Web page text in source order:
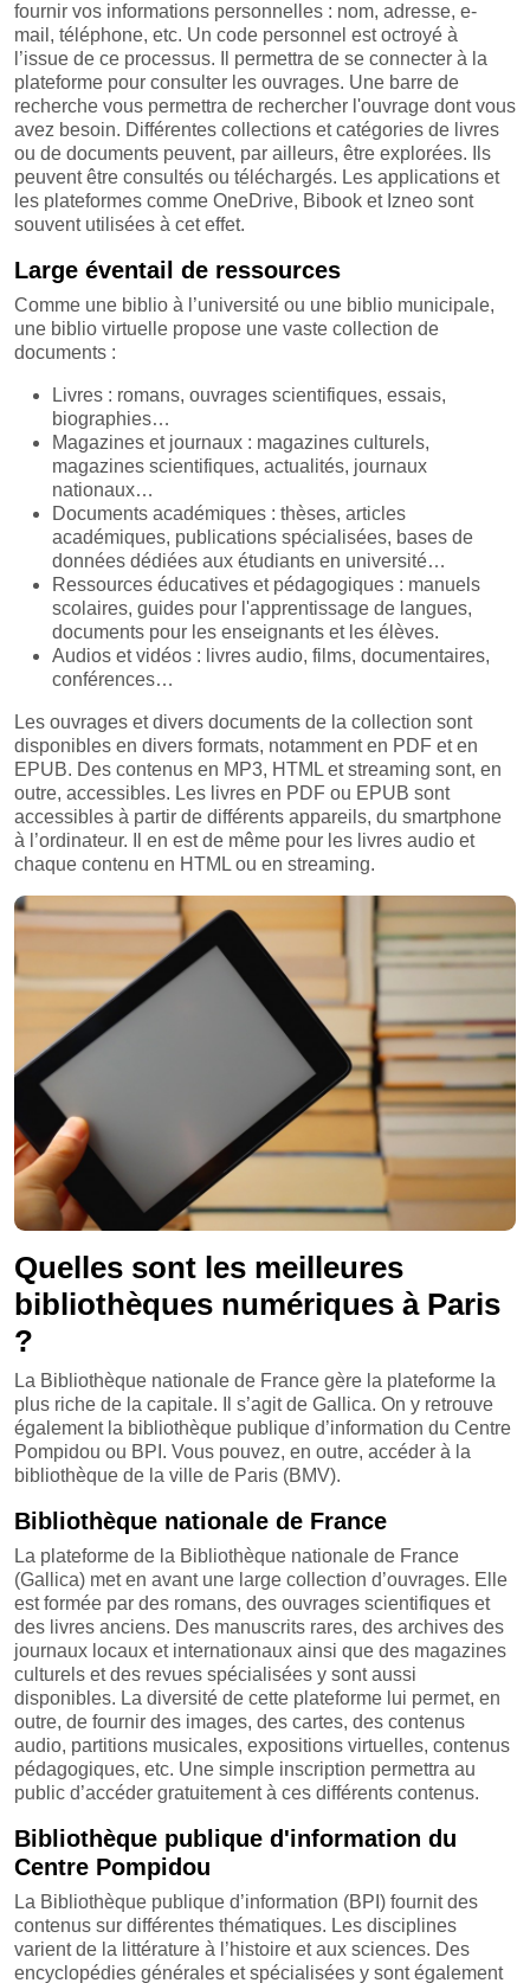
fournir vos informations personnelles : nom, adresse, e-
mail, téléphone, etc. Un code personnel est octroyé à
l’issue de ce processus. Il permettra de se connecter à la
plateforme pour consulter les ouvrages. Une barre de
recherche vous permettra de rechercher l'ouvrage dont vous
avez besoin. Différentes collections et catégories de livres
ou de documents peuvent, par ailleurs, être explorées. Ils
peuvent être consultés ou téléchargés. Les applications et
les plateformes comme OneDrive, Bibook et Izneo sont
souvent utilisées à cet effet.
Large éventail de ressources
Comme une biblio à l’université ou une biblio municipale,
une biblio virtuelle propose une vaste collection de
documents :
Livres : romans, ouvrages scientifiques, essais,
biographies…
Magazines et journaux : magazines culturels,
magazines scientifiques, actualités, journaux
nationaux…
Documents académiques : thèses, articles
académiques, publications spécialisées, bases de
données dédiées aux étudiants en université…
Ressources éducatives et pédagogiques : manuels
scolaires, guides pour l'apprentissage de langues,
documents pour les enseignants et les élèves.
Audios et vidéos : livres audio, films, documentaires,
conférences…
Les ouvrages et divers documents de la collection sont
disponibles en divers formats, notamment en PDF et en
EPUB. Des contenus en MP3, HTML et streaming sont, en
outre, accessibles. Les livres en PDF ou EPUB sont
accessibles à partir de différents appareils, du smartphone
à l’ordinateur. Il en est de même pour les livres audio et
chaque contenu en HTML ou en streaming.
Quelles sont les meilleures
bibliothèques numériques à Paris
?
La Bibliothèque nationale de France gère la plateforme la
plus riche de la capitale. Il s’agit de Gallica. On y retrouve
également la bibliothèque publique d’information du Centre
Pompidou ou BPI. Vous pouvez, en outre, accéder à la
bibliothèque de la ville de Paris (BMV).
Bibliothèque nationale de France
La plateforme de la Bibliothèque nationale de France
(Gallica) met en avant une large collection d’ouvrages. Elle
est formée par des romans, des ouvrages scientifiques et
des livres anciens. Des manuscrits rares, des archives des
journaux locaux et internationaux ainsi que des magazines
culturels et des revues spécialisées y sont aussi
disponibles. La diversité de cette plateforme lui permet, en
outre, de fournir des images, des cartes, des contenus
audio, partitions musicales, expositions virtuelles, contenus
pédagogiques, etc. Une simple inscription permettra au
public d’accéder gratuitement à ces différents contenus.
Bibliothèque publique d'information du
Centre Pompidou
La Bibliothèque publique d’information (BPI) fournit des
contenus sur différentes thématiques. Les disciplines
varient de la littérature à l’histoire et aux sciences. Des
encyclopédies générales et spécialisées y sont également